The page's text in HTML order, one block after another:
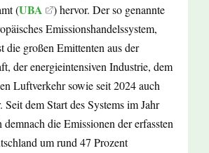
(UBA
) hervor. Der so genannte
Emissionshandelssystem,
die großen Emittenten aus der
der energieintensiven Industrie, dem
Luftverkehr sowie seit 2024 auch
Seit dem Start des Systems im Jahr
demnach die Emissionen der erfassten
um rund 47 Prozent